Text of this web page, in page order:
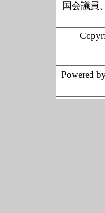
国会議員
Powered